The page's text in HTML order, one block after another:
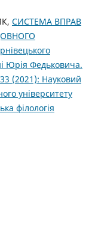
СИСТЕМА ВПРАВ
Юрія Федьковича.
(2021): Науковий
університету
філологія